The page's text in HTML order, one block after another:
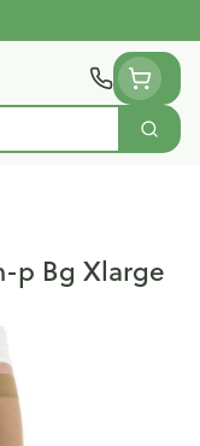
Zoek
p Bg Xlarge